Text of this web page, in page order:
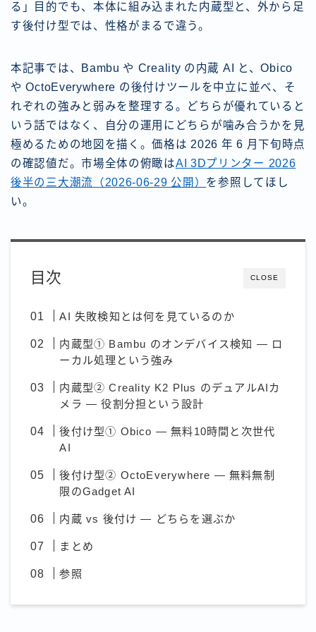
る」目的でも、本体に組み込まれた内蔵型と、外から足
す後付け型では、性格がまるで違う。
本記事では、Bambu や Creality の内蔵 AI と、Obico
や OctoEverywhere の後付けツールを中立に並べ、そ
れぞれの強みと弱みを整理する。どちらが優れていると
いう話ではなく、自分の運用にどちらが噛み合うかを見
極めるための地図を描く。価格は 2026 年 6 月下旬時点
の確認値だ。市場全体の俯瞰はAI 3Dプリンター 2026
後半の三大潮流（2026-06-29 公開） を参照してほし
い。
CLOSE
目次
AI 失敗検知とは何を見ているのか
内蔵型① Bambu のオンデバイス検知 — ロ
ーカル処理という強み
内蔵型② Creality K2 Plus のデュアルAIカ
メラ — 役割分担という設計
後付け型① Obico — 無料10時間と次世代
AI
後付け型② OctoEverywhere — 無料無制
限のGadget AI
内蔵 vs 後付け — どちらを選ぶか
まとめ
参照